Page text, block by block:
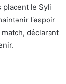
placent le Syli
l’espoir
déclarant